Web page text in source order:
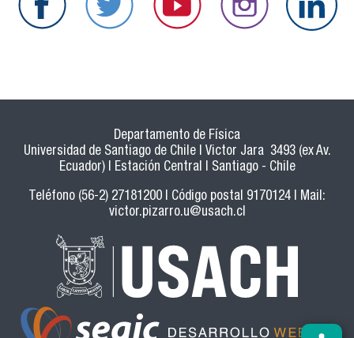
Departamento de Física
Universidad de Santiago de Chile | Victor Jara 3493 (ex Av.
Ecuador) | Estación Central | Santiago - Chile
Teléfono (56-2) 27181200 | Código postal 9170124 | Mail:
victor.pizarro.u@usach.cl